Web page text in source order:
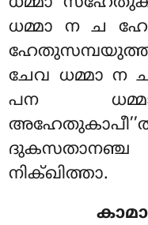
ധമ്മാ ന ച
ചേവ ധമ്മാ
പന
നിക്ഖിത്താ.